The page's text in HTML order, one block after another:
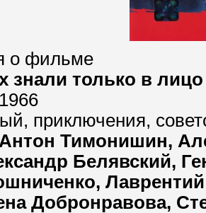
о фильме
знали только в лицо
приключения,
Антон Тимонишин,
Белявский,
Добронравова,